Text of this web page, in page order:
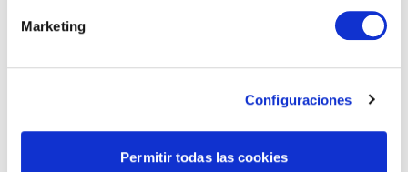
Marketing
Configuraciones
Permitir todas las cookies